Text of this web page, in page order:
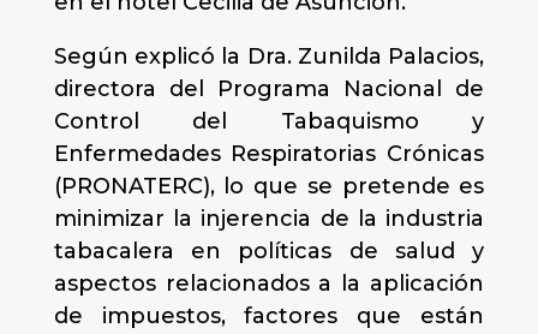
Según explicó la Dra. Zunilda Palacios,
directora del Programa Nacional de
Control del Tabaquismo y
Enfermedades Respiratorias Crónicas
(PRONATERC), lo que se pretende es
minimizar la injerencia de la industria
tabacalera en políticas de salud y
aspectos relacionados a la aplicación
de impuestos, factores que están